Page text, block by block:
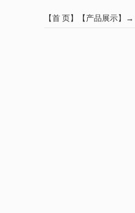
【首 页】【 产品展示】→